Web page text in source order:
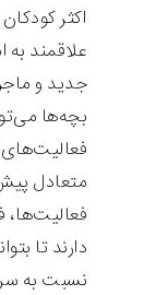
اکثر
علاقمند
جدید و
بچه‌ها
متعادل
فعالیت‌ها،
دارند تا
نسبت به